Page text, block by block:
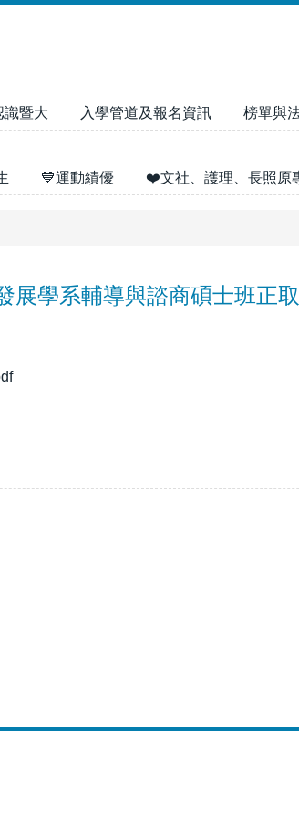
識暨大 入學管道及報名資訊 榜單與
💙運動績優 ❤️文社、護理、長照原
展學系輔導與諮商碩士班正